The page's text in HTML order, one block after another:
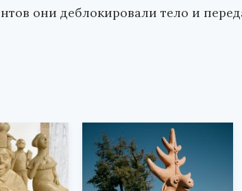
они деблокировали тело и